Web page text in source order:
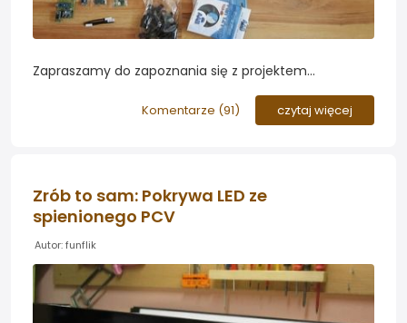
Zapraszamy do zapoznania się z projektem
własnoręcznie lampę opartą o diody LED do swojego
Komentarze (91) czytaj więcej
Zrób to sam: Pokrywa LED ze
spienionego PCV
Autor: funflik